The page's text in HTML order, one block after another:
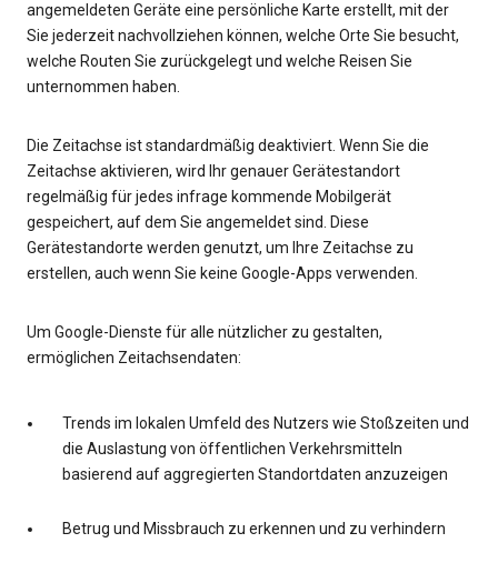
angemeldeten Geräte eine persönliche Karte erstellt, mit der
Sie jederzeit nachvollziehen können, welche Orte Sie besucht,
welche Routen Sie zurückgelegt und welche Reisen Sie
unternommen haben.
Die Zeitachse ist standardmäßig deaktiviert. Wenn Sie die
Zeitachse aktivieren, wird Ihr genauer Gerätestandort
regelmäßig für jedes infrage kommende Mobilgerät
gespeichert, auf dem Sie angemeldet sind. Diese
Gerätestandorte werden genutzt, um Ihre Zeitachse zu
erstellen, auch wenn Sie keine Google-Apps verwenden.
Um Google-Dienste für alle nützlicher zu gestalten,
ermöglichen Zeitachsendaten:
Trends im lokalen Umfeld des Nutzers wie Stoßzeiten und
die Auslastung von öffentlichen Verkehrsmitteln
basierend auf aggregierten Standortdaten anzuzeigen
Betrug und Missbrauch zu erkennen und zu verhindern